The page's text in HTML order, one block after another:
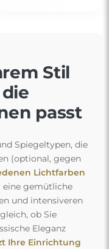
Stil
passt
Spiegeltypen, die
(optional, gegen
Lichtfarben
eine gemütliche
und intensiveren
ob Sie
Eleganz
Ihre Einrichtung